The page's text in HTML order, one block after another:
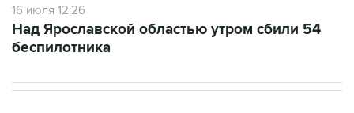
16 июля 12:26
Над Ярославской областью утром сбили 54
беспилотника